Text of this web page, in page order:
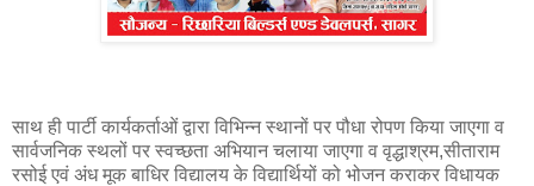
साथ ही पार्टी कार्यकर्ताओं द्वारा विभिन्न स्थानों पर पौधा रोपण किया जाएगा व
सार्वजनिक स्थलों पर स्वच्छता अभियान चलाया जाएगा व वृद्धाश्रम,सीताराम
रसोई एवं अंध मूक बाधिर विद्यालय के विद्यार्थियों को भोजन कराकर विधायक